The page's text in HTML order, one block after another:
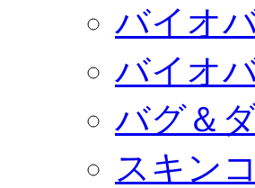
バイオ
バイオ
バグ＆
スキン